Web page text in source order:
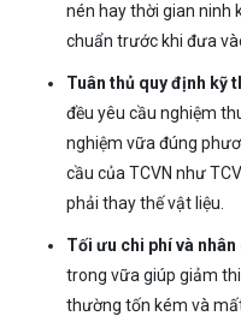
nén hay thời gian ninh
chuẩn trước khi đưa
Tuân thủ quy định kỹ
đều yêu cầu nghiệm
nghiệm vữa đúng
cầu của TCVN như
phải thay thế vật liệu.
Tối ưu chi phí và nhân
trong vữa giúp giảm
thường tốn kém và